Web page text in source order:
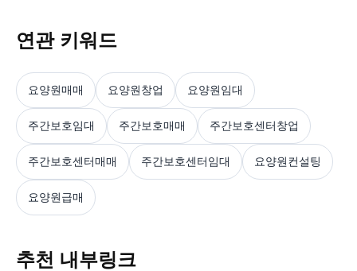
연관 키워드
요양원매매 요양원창업 요양원임대
주간보호임대 주간보호매매 주간보호센터창업
주간보호센터매매 주간보호센터임대 요양원컨설팅
요양원급매
추천 내부링크